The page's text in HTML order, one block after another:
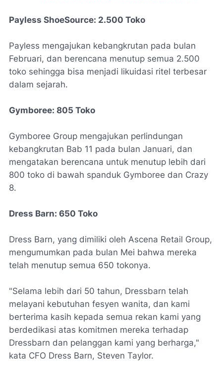
Payless ShoeSource: 2.500 Toko
Payless mengajukan kebangkrutan pada bulan
Februari, dan berencana menutup semua 2.500
toko sehingga bisa menjadi likuidasi ritel terbesar
dalam sejarah.
Gymboree: 805 Toko
Gymboree Group mengajukan perlindungan
kebangkrutan Bab 11 pada bulan Januari, dan
mengatakan berencana untuk menutup lebih dari
800 toko di bawah spanduk Gymboree dan Crazy
8.
Dress Barn: 650 Toko
Dress Barn, yang dimiliki oleh Ascena Retail Group,
mengumumkan pada bulan Mei bahwa mereka
telah menutup semua 650 tokonya.
"Selama lebih dari 50 tahun, Dressbarn telah
melayani kebutuhan fesyen wanita, dan kami
berterima kasih kepada semua rekan kami yang
berdedikasi atas komitmen mereka terhadap
Dressbarn dan pelanggan kami yang berharga,"
kata CFO Dress Barn, Steven Taylor.